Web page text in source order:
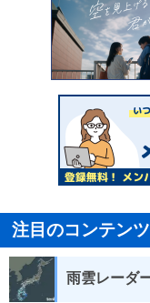
注目のコンテンツ
雨雲レーダ